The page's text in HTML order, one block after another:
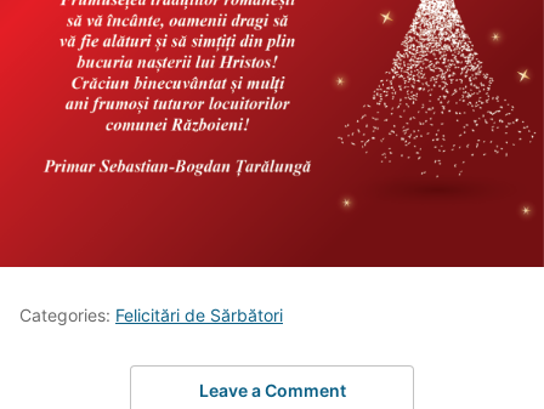
Categories: Felicitări de Sărbători
Leave a Comment